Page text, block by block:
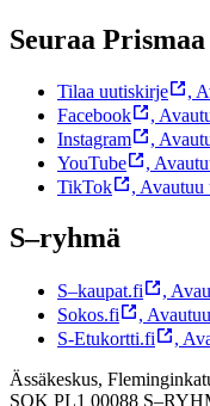
Seuraa Prismaa
Tilaa uutiskirje ,
Facebook
,
Instagram
,
YouTube
,
TikTok
, Avautuu
S–ryhmä
S–kaupat.fi ,
Sokos.fi
,
S-Etukortti.fi
,
Ässäkeskus,
SOK PL1 00088